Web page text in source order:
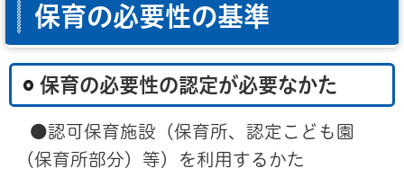
保育の必要性の基準
保育の必要性の認定が必要なかた
●認可保育施設（保育所、認定こども園
（保育所部分）等）を利用するかた